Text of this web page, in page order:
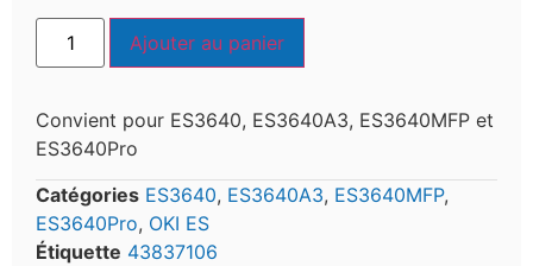
Ajouter au panier
Convient pour ES3640, ES3640A3, ES3640MFP et
ES3640Pro
Catégories ES3640, ES3640A3, ES3640MFP,
ES3640Pro, OKI ES
Étiquette 43837106